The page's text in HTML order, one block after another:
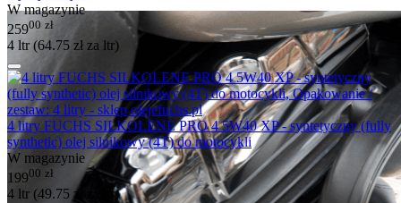
W magazynie
25900 zł
4 ltr (64.75 zł za ltr)
4 litry FUCHS SILKOLENE PRO 4 5W40 XP - syntetyczny (fully
synthetic) olej silnikowy (4T) do motocykli
W magazynie
19900 zł
4 ltr (49.75 zł za ltr)